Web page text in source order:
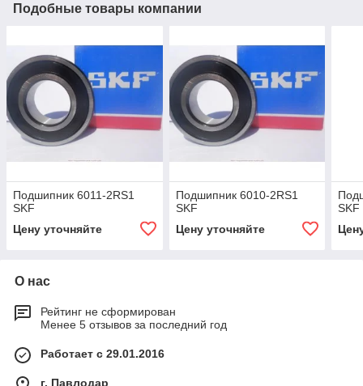
Подобные товары компании
Подшипник 6011-2RS1
SKF
Цену уточняйте
Подшипник 6010-2RS1
SKF
Цену уточняйте
SKF
О нас
Рейтинг не сформирован
Менее 5 отзывов за последний год
Работает с 29.01.2016
г. Павлодар